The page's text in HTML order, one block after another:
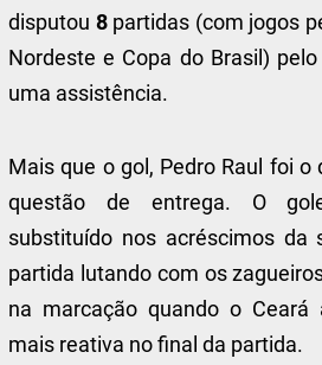
disputou 8 partidas (com jogos
Nordeste e Copa do Brasil)
uma assistência.
Mais que o gol, Pedro Raul foi
questão de entrega. O
substituído nos acréscimos da
partida lutando com os
na marcação quando o Ceará
mais reativa no final da partida.